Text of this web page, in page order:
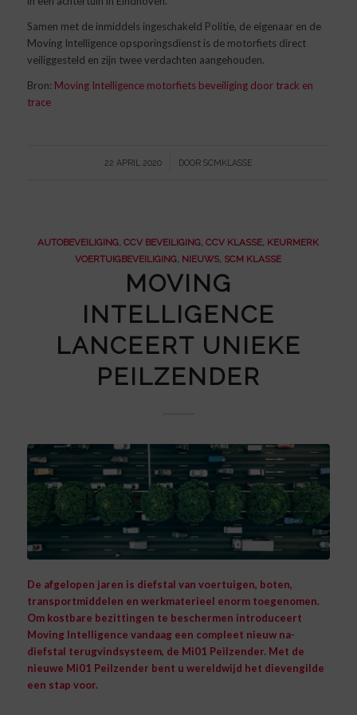
Samen met de inmiddels ingeschakeld Politie, de eigenaar en de
Moving Intelligence opsporingsdienst is de motorfiets direct
veiliggesteld en zijn twee verdachten aangehouden.
Bron: Moving Intelligence motorfiets beveiliging door track en
trace
22 APRIL 2020
/ DOOR SCMKLASSE
AUTOBEVEILIGING,CCV BEVEILIGING,CCV KLASSE, KEURMERK
VOERTUIGBEVEILIGING, NIEUWS, SCM KLASSE
MOVING
INTELLIGENCE
LANCEERT UNIEKE
PEILZENDER
De afgelopen jaren is diefstal van voertuigen, boten,
transportmiddelen en werkmaterieel enorm toegenomen.
Om kostbare bezittingen te beschermen introduceert
Moving Intelligence vandaag een compleet nieuw na-
diefstal terugvindsysteem, de Mi01 Peilzender. Met de
nieuwe Mi01 Peilzender bent u wereldwijd het dievengilde
een stap voor.